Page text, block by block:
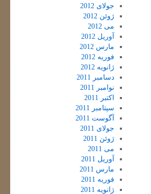
جولای 2012
ژوئن 2012
می 2012
آوریل 2012
مارس 2012
فوریه 2012
ژانویه 2012
دسامبر 2011
نوامبر 2011
اکتبر 2011
سپتامبر 2011
آگوست 2011
جولای 2011
ژوئن 2011
می 2011
آوریل 2011
مارس 2011
فوریه 2011
ژانویه 2011